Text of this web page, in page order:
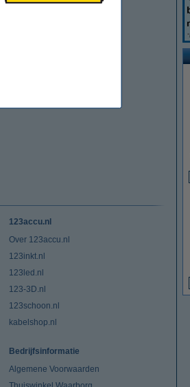
123accu.nl
Over 123accu.nl
123inkt.nl
123led.nl
123-3D.nl
123schoon.nl
kabelshop.nl
Bedrijfsinformatie
Algemene Voorwaarden